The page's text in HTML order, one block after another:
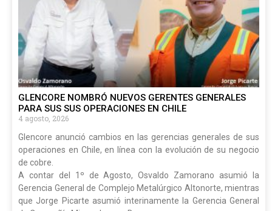
GLENCORE NOMBRÓ NUEVOS GERENTES GENERALES
PARA SUS SUS OPERACIONES EN CHILE
4 agosto, 2026
Glencore anunció cambios en las gerencias generales de sus
operaciones en Chile, en línea con la evolución de su negocio
de cobre.
A contar del 1º de Agosto, Osvaldo Zamorano asumió la
Gerencia General de Complejo Metalúrgico Altonorte, mientras
que Jorge Picarte asumió interinamente la Gerencia General